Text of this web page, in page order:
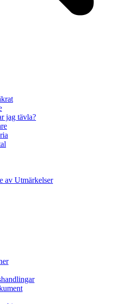
jag tävla?
av Utmärkelser